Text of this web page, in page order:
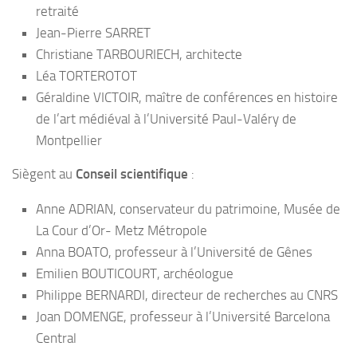
retraité
Jean-Pierre SARRET
Christiane TARBOURIECH, architecte
Léa TORTEROTOT
Géraldine VICTOIR, maître de conférences en histoire
de l’art médiéval à l’Université Paul-Valéry de
Montpellier
Siègent au Conseil scientifique :
Anne ADRIAN, conservateur du patrimoine, Musée de
La Cour d’Or- Metz Métropole
Anna BOATO, professeur à l’Université de Gênes
Emilien BOUTICOURT, archéologue
Philippe BERNARDI, directeur de recherches au CNRS
Joan DOMENGE, professeur à l’Université Barcelona
Central